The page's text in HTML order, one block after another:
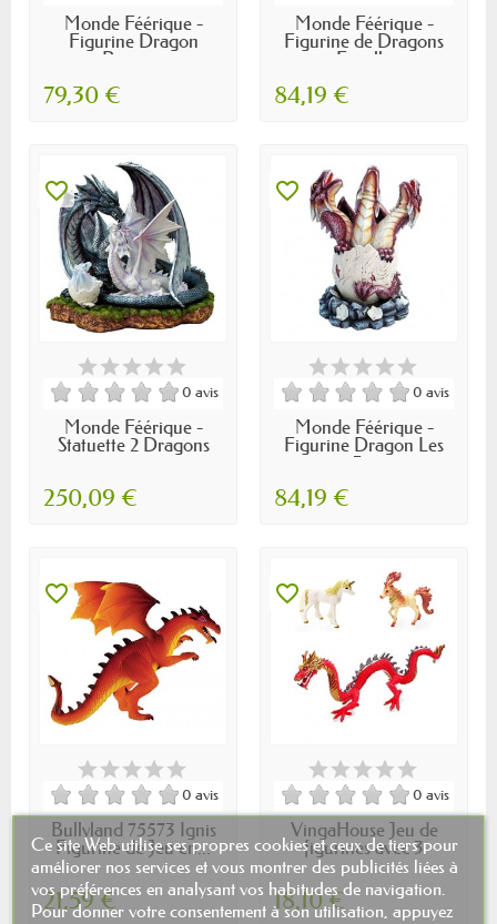
Monde Féérique -
Figurine Dragon
Rouge...
79,30 €
Monde Féérique -
Figurine de Dragons
Famille
84,19 €
favorite_border
0 avis
Monde Féérique -
Statuette 2 Dragons
250,09 €
favorite_border
0 avis
Monde Féérique -
Figurine Dragon Les
3...
84,19 €
favorite_border
0 avis
Bullyland 75573 Ignis
Figurine de Jeu en...
21,59 €
favorite_border
0 avis
VingaHouse Jeu de
figurines avec 3
animaux...
18,10 €
Ce site Web utilise ses propres cookies et ceux de tiers pour
améliorer nos services et vous montrer des publicités liées à
vos préférences en analysant vos habitudes de navigation.
Pour donner votre consentement à son utilisation, appuyez